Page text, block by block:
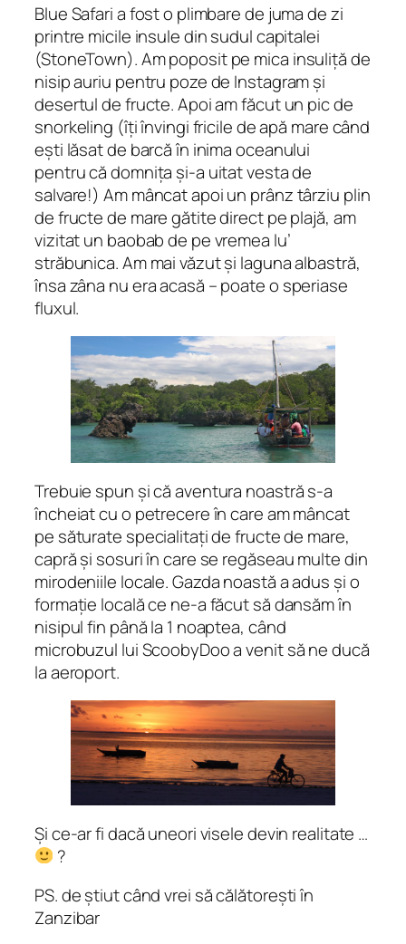
Blue Safari a fost o plimbare de juma de zi
printre micile insule din sudul capitalei
(StoneTown). Am poposit pe mica insuliță de
nisip auriu pentru poze de Instagram și
desertul de fructe. Apoi am făcut un pic de
snorkeling (îți învingi fricile de apă mare când
ești lăsat de barcă în inima oceanului
pentru că domnița și-a uitat vesta de
salvare!) Am mâncat apoi un prânz târziu plin
de fructe de mare gătite direct pe plajă, am
vizitat un baobab de pe vremea lu’
străbunica. Am mai văzut și laguna albastră,
însa zâna nu era acasă – poate o speriase
fluxul.
Trebuie spun și că aventura noastră s-a
încheiat cu o petrecere în care am mâncat
pe săturate specialitați de fructe de mare,
capră și sosuri în care se regăseau multe din
mirodeniile locale. Gazda noastă a adus și o
formație locală ce ne-a făcut să dansăm în
nisipul fin până la 1 noaptea, când
microbuzul lui ScoobyDoo a venit să ne ducă
la aeroport.
Și ce-ar fi dacă uneori visele devin realitate …
?
PS.de știut când vrei să călătorești în
Zanzibar